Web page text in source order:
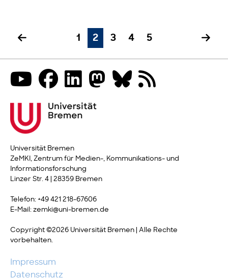
1 2 3 4 5
Universität Bremen
ZeMKI, Zentrum für Medien-, Kommunikations- und
Informationsforschung
Linzer Str. 4 | 28359 Bremen
Telefon: +49 421 218-67606
E-Mail: zemki@uni-bremen.de
Copyright ©2026 Universität Bremen | Alle Rechte
vorbehalten.
Impressum
Datenschutz